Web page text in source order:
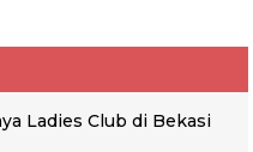
Ladies Club di Bekasi